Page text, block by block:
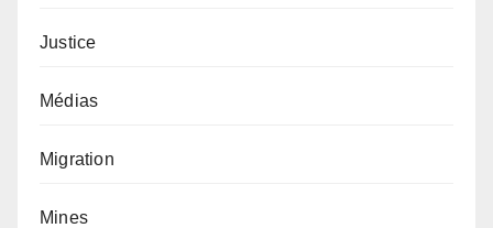
Justice
Médias
Migration
Mines